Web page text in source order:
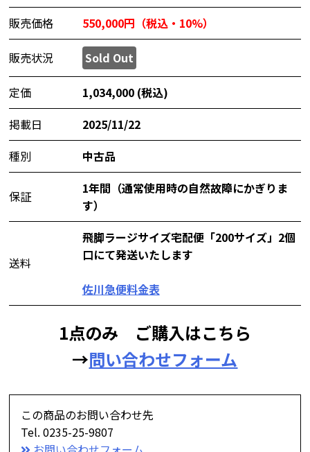
販売価格
550,000円（税込・10%）
販売状況 Sold Out
定価
1,034,000 (税込)
掲載日
2025/11/22
種別
中古品
保証
1年間（通常使用時の自然故障にかぎりま
す）
送料
飛脚ラージサイズ宅配便「200サイズ」2個
口にて発送いたします
佐川急便料金表
1点のみ ご購入はこちら
→問い合わせフォーム
この商品のお問い合わせ先
Tel. 0235-25-9807